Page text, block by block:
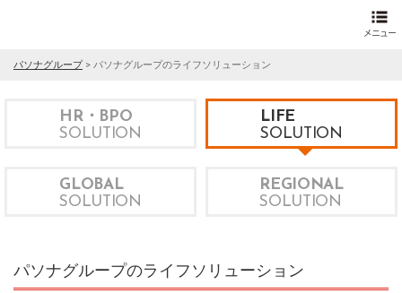
パソナグループ> パソナグループのライフソリューション
HR・BPO
SOLUTION
LIFE
SOLUTION
GLOBAL
SOLUTION
REGIONAL
SOLUTION
パソナグループのライフソリューション